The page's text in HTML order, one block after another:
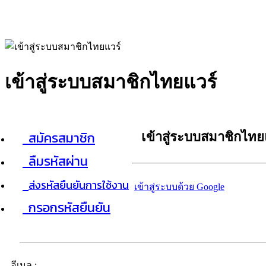
เข้าสู่ระบบสมาชิกไทยแวร์
สมัครสมาชิก
ลืมรหัสผ่าน
ส่งรหัสยืนยันการใช้งาน
กรอกรหัสยืนยัน
เข้าสู่ระบบสมาชิกไท
เข้าสู่ระบบด้วย Google